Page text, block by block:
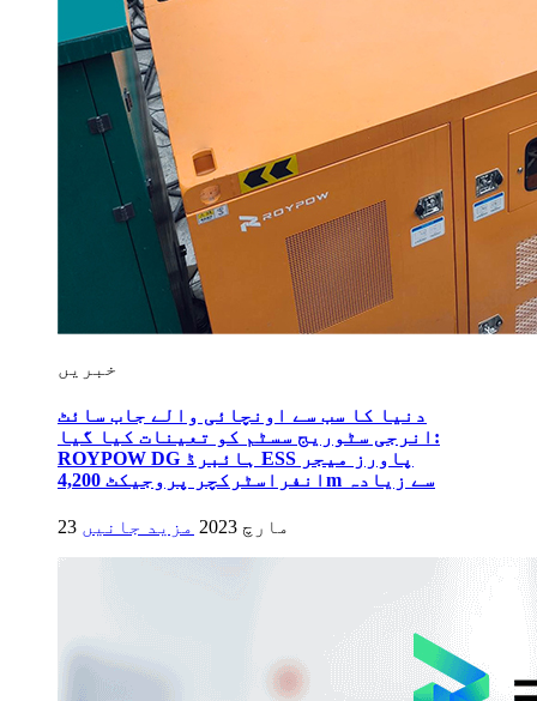
خبریں
دنیا کا سب سے اونچائی والے جاب سائٹ
انرجی سٹوریج سسٹم کو تعینات کیا گیا:
ROYPOW DG ہائبرڈ ESS پاورز میجر
انفراسٹرکچر پروجیکٹ 4,200m سے زیادہ
23 مارچ 2023 مزید جانیں